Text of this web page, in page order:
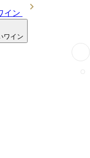
イン
ワイン